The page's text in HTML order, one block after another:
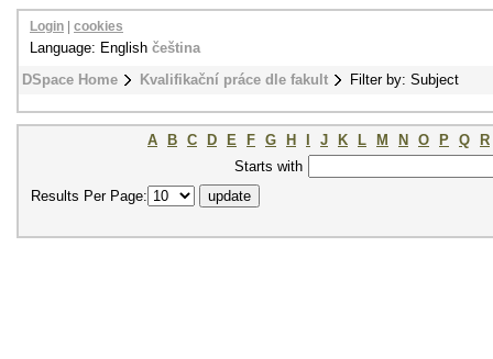
DSpace Home Kvalifikační práce dle fakult Filter by: Subject
Login cookies
Language: English čeština
A B C D E F G H J K L M N O P Q
R
Starts with
Results Per Page: